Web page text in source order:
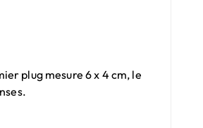
plug mesure 6 x 4 cm, le